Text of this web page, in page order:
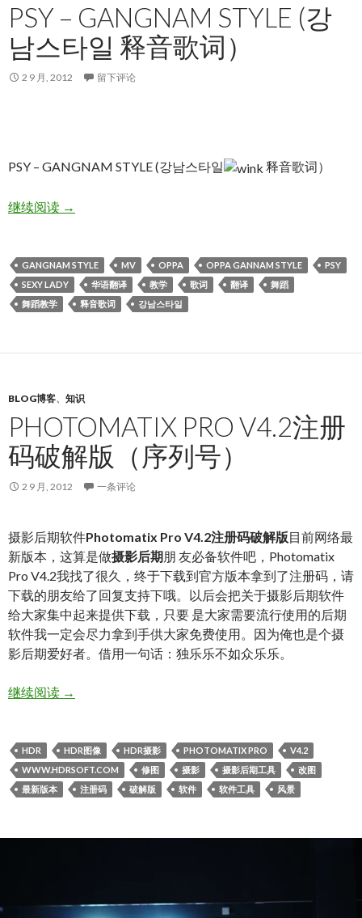
PSY – GANGNAM STYLE (강
남스타일 释音歌词）
2 9 月, 2012 留下评论
PSY – GANGNAM STYLE (강남스타일 释音歌词）
继续阅读PSY – GANGNAM STYLE (강남스타일 释音歌词）
→
GANGNAM STYLE MV OPPA OPPA GANNAM STYLE
PSY
SEXY LADY
华语翻译 教学 歌词 翻译
舞蹈
舞蹈教学
释音歌词 강남스타일
BLOG博客、 知识
PHOTOMATIX PRO V4.2注册
码破解版（序列号）
2 9 月, 2012 一条评论
摄影后期软件Photomatix Pro V4.2注册码破解版目前网络最
新版本，这算是做摄影后期朋 友必备软件吧，Photomatix
Pro V4.2我找了很久，终于下载到官方版本拿到了注册码，请
下载的朋友给了回复支持下哦。以后会把关于摄影后期软件
给大家集中起来提供下载，只要 是大家需要流行使用的后期
软件我一定会尽力拿到手供大家免费使用。因为俺也是个摄
影后期爱好者。借用一句话：独乐乐不如众乐乐。
继续阅读Photomatix Pro V4.2注册码破解版（序列号）
→
HDR HDR图像 HDR摄影 PHOTOMATIX PRO
V4.2
WWW.HDRSOFT.COM
修图 摄影 摄影后期工具
改图
最新版本
注册码 破解版 软件 软件工具 风景